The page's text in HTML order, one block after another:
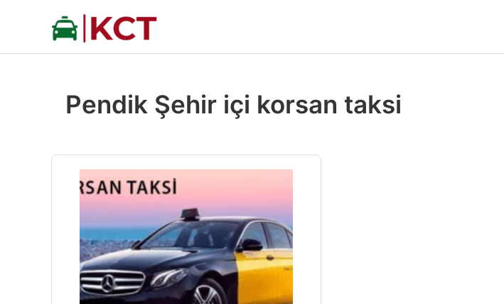
Pendik Şehir içi korsan taksi